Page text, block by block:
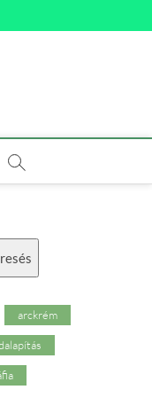
arckrém